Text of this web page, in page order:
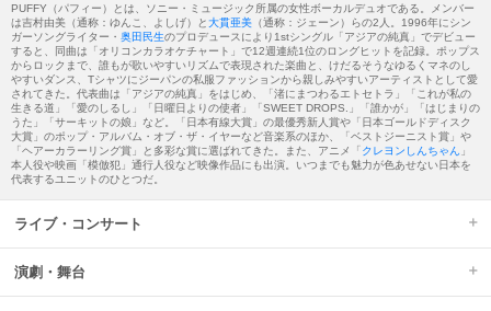
PUFFY（パフィー）とは、ソニー・ミュージック所属の女性ボーカルデュオである。メンバー
は吉村由美（通称：ゆんこ、よしげ）と大貫亜美 （通称：ジェーン）らの2人。1996年にシン
ガーソングライター・ 奥田民生のプロデュースにより1stシングル「アジアの純真」でデビュー
すると、同曲は「オリコンカラオケチャート」で12週連続1位のロングヒットを記録。ポップス
からロックまで、誰もが歌いやすいリズムで表現された楽曲と、けだるそうなゆるくマネのし
やすいダンス、Tシャツにジーパンの私服ファッションから親しみやすいアーティストとして愛
されてきた。代表曲は「アジアの純真」をはじめ、「渚にまつわるエトセトラ」「これが私の
生きる道」「愛のしるし」「日曜日よりの使者」「SWEET DROPS.」「誰かが」「はじまりの
うた」「サーキットの娘」など。「日本有線大賞」の最優秀新人賞や「日本ゴールドディスク
大賞」のポップ・アルバム・オブ・ザ・イヤーなど音楽系のほか、「ベストジーニスト賞」や
「ヘアーカラーリング賞」と多彩な賞に選ばれてきた。また、アニメ「クレヨンしんちゃん 」
本人役や映画「模倣犯」通行人役など映像作品にも出演。いつまでも魅力が色あせない日本を
代表するユニットのひとつだ。
ライブ・コンサート
演劇・舞台